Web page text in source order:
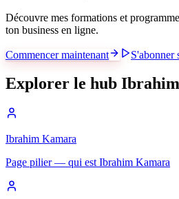
Découvre mes formations et
ton business en ligne.
Commencer maintenant S'abonner
Explorer le hub
Ibrahim Kamara
Page pilier — qui est Ibrahim Kamara